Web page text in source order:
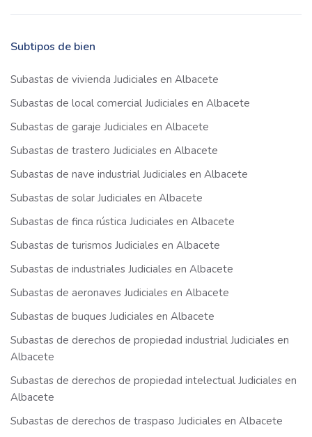
Subtipos de bien
Subastas de vivienda Judiciales en Albacete
Subastas de local comercial Judiciales en Albacete
Subastas de garaje Judiciales en Albacete
Subastas de trastero Judiciales en Albacete
Subastas de nave industrial Judiciales en Albacete
Subastas de solar Judiciales en Albacete
Subastas de finca rústica Judiciales en Albacete
Subastas de turismos Judiciales en Albacete
Subastas de industriales Judiciales en Albacete
Subastas de aeronaves Judiciales en Albacete
Subastas de buques Judiciales en Albacete
Subastas de derechos de propiedad industrial Judiciales en
Albacete
Subastas de derechos de propiedad intelectual Judiciales en
Albacete
Subastas de derechos de traspaso Judiciales en Albacete